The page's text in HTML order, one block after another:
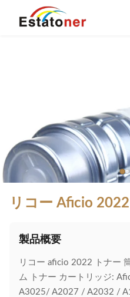
リコー Aficio
製品概要
リコー aficio 2022 トナー
ム トナー カートリッジ:
A3025/ A2027 / A2032 /